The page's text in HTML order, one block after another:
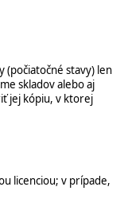
(počiatočné stavy) len
skladov alebo aj
jej kópiu, v ktorej
licenciou; v prípade,